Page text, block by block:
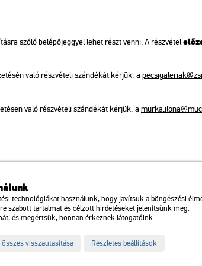
szóló be­lé­pő­jeggyel lehet részt venni. A rész­vé­tel
való rész­vé­te­li szán­dé­kát kér­jük, a
való rész­vé­te­li szán­dé­kát kér­jük, a
út 37.
Földalatti Vasút – Hősök tere megálló Trolibusz: 75, 79 /
technológiákat használunk, hogy javítsuk a böngészési
szabott tartalmat és célzott hirdetéseket jelenítsünk meg,
és megértsük, honnan érkeznek látogatóink.
összes visszautasítása Részletes beállítások